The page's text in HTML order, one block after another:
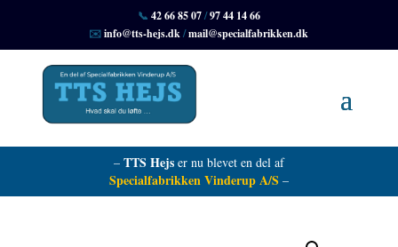
📞 42 66 85 07/97 44 14 66
✉️info@tts-hejs.dk/mail@specialfabrikken.dk
–TTS Hejser nu blevet en del af
Specialfabrikken Vinderup A/S –